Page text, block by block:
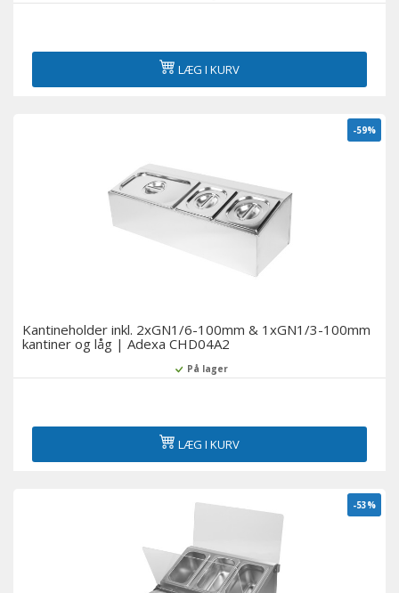
LÆG I KURV
-59%
Kantineholder inkl. 2xGN1/6-100mm & 1xGN1/3-100mm
kantiner og låg | Adexa CHD04A2
På lager
LÆG I KURV
-53%